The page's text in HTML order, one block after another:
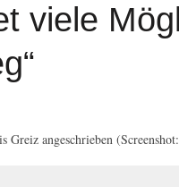
MEHR ALS 380 KINDER
VOLLSTRECKUNGSBEAMTE
viele
Greiz angeschrieben